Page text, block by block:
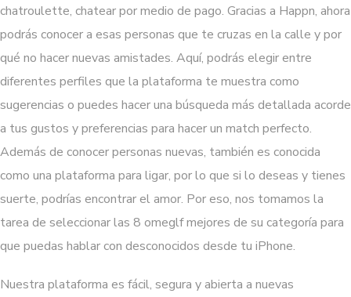
chatroulette, chatear por medio de pago. Gracias a Happn, ahora
podrás conocer a esas personas que te cruzas en la calle y por
qué no hacer nuevas amistades. Aquí, podrás elegir entre
diferentes perfiles que la plataforma te muestra como
sugerencias o puedes hacer una búsqueda más detallada acorde
a tus gustos y preferencias para hacer un match perfecto.
Además de conocer personas nuevas, también es conocida
como una plataforma para ligar, por lo que si lo deseas y tienes
suerte, podrías encontrar el amor. Por eso, nos tomamos la
tarea de seleccionar las 8 omeglfmejores de su categoría para
que puedas hablar con desconocidos desde tu iPhone.
Nuestra plataforma es fácil, segura y abierta a nuevas